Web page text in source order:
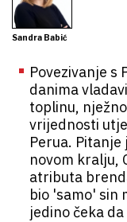
Sandra Babić
Povezivanje s
danima
toplinu,
vrijednosti
Perua. Pitanje
novom kralju,
atributa
bio 'samo' sin
jedino čeka